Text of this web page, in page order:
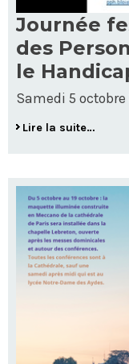
Journée
des
le
Samedi 5 octobre
Lire la suite…